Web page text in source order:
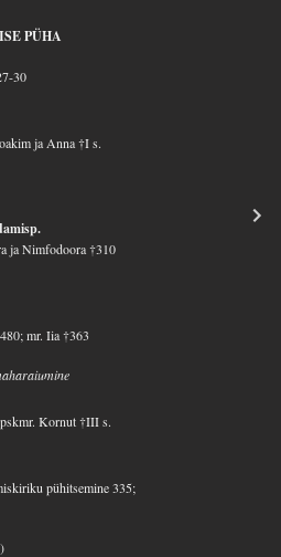
PÜHA
30
ja Anna †I s.
ja Nimfodoora †310
mr. Iia †363
Kornut †III s.
pühitsemine 335;